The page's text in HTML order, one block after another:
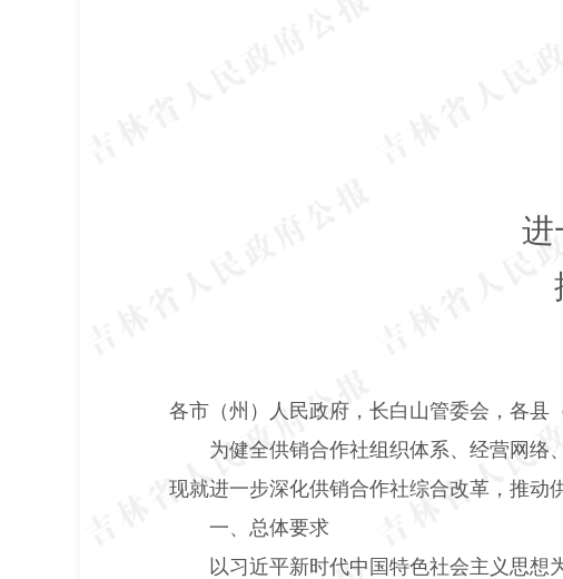
进
各市（州）人民政府，长白山管委会，各县
为健全供销合作社组织体系、经营网络
现就进一步深化供销合作社综合改革，推动
一、总体要求
以习近平新时代中国特色社会主义思